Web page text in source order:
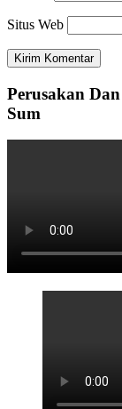
Situs Web
Perusakan
Sum